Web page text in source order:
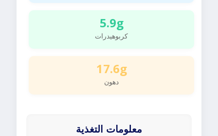
5.9g
كربوهيدرات
17.6g
دهون
معلومات التغذية